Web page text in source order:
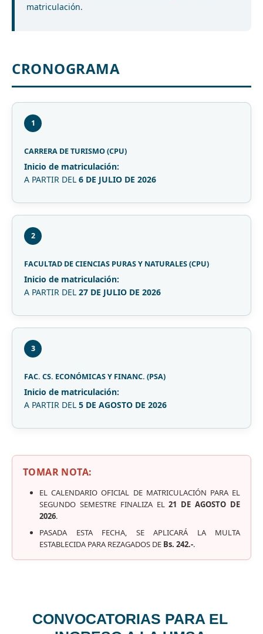
matriculación.
CRONOGRAMA
1
CARRERA DE TURISMO (CPU)
Inicio de matriculación:
A PARTIR DEL 6 DE JULIO DE 2026
2
FACULTAD DE CIENCIAS PURAS Y NATURALES (CPU)
Inicio de matriculación:
A PARTIR DEL 27 DE JULIO DE 2026
3
FAC. CS. ECONÓMICAS Y FINANC. (PSA)
Inicio de matriculación:
A PARTIR DEL 5 DE AGOSTO DE 2026
TOMAR NOTA:
EL CALENDARIO OFICIAL DE MATRICULACIÓN PARA EL
SEGUNDO SEMESTRE FINALIZA EL21 DE AGOSTO DE
2026.
PASADA ESTA FECHA, SE APLICARÁ LA MULTA
ESTABLECIDA PARA REZAGADOS DE Bs. 242.-.
CONVOCATORIAS PARA EL